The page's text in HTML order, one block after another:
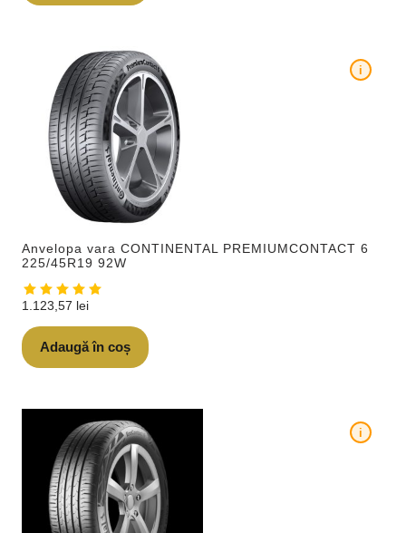
Anvelopa vara CONTINENTAL PREMIUMCONTACT 6
225/45R19 92W
i
1.123,57 lei
Adaugă în coș
i